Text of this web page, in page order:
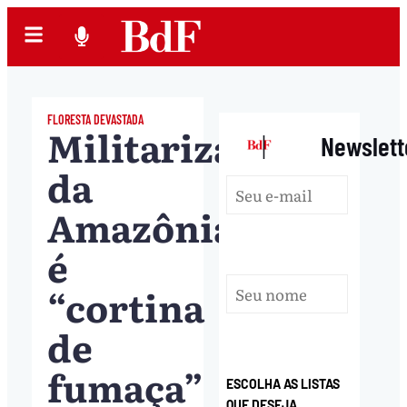
FLORESTA DEVASTADA
Militarização
da
Amazônia
é
“cortina
de
fumaça”
|
ESCOLHA AS LISTAS